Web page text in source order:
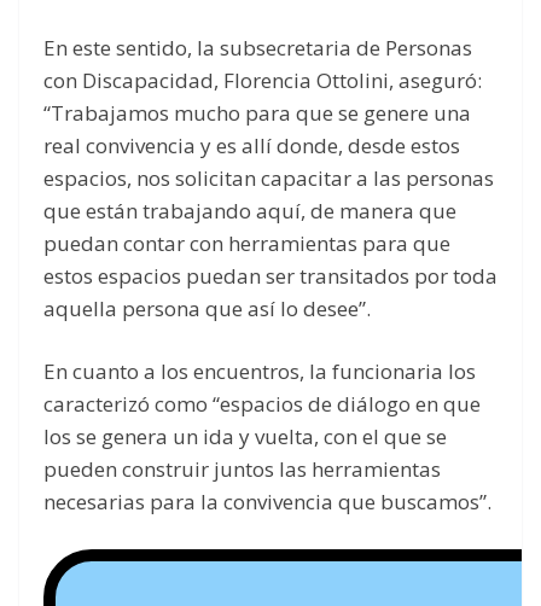
En este sentido, la subsecretaria de Personas
con Discapacidad, Florencia Ottolini, aseguró:
“Trabajamos mucho para que se genere una
real convivencia y es allí donde, desde estos
espacios, nos solicitan capacitar a las personas
que están trabajando aquí, de manera que
puedan contar con herramientas para que
estos espacios puedan ser transitados por toda
aquella persona que así lo desee”.
En cuanto a los encuentros, la funcionaria los
caracterizó como “espacios de diálogo en que
los se genera un ida y vuelta, con el que se
pueden construir juntos las herramientas
necesarias para la convivencia que buscamos”.